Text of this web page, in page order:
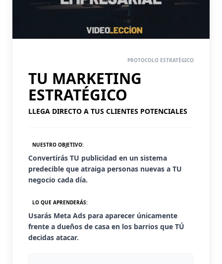
PROTOCOLO ESTRATÉGICO
TU MARKETING
ESTRATÉGICO
LLEGA DIRECTO A TUS CLIENTES POTENCIALES
NUESTRO OBJETIVO:
Convertirás TU publicidad en un sistema
predecible que atraiga personas nuevas a TU
negocio cada día.
LO QUE APRENDERÁS:
Usarás Meta Ads para aparecer únicamente
frente a dueños de casa en los barrios que TÚ
decidas atacar.